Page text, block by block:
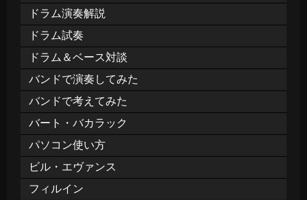
ドラム演奏解説
ドラム試奏
ドラム＆ベース対談
バンドで演奏してみた
バンドで考えてみた
バート・バカラック
パソコン使い方
ビル・エヴァンス
フィルイン